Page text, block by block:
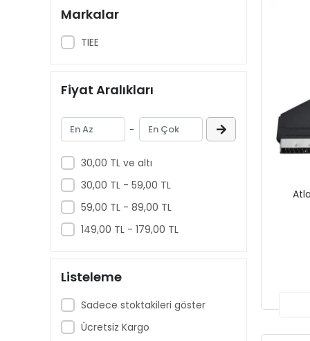
Markalar
TIEE
Fiyat Aralıkları
-
30,00 TL ve altı
30,00 TL - 59,00 TL
59,00 TL - 89,00 TL
149,00 TL - 179,00 TL
Listeleme
Sadece stoktakileri göster
Ücretsiz Kargo